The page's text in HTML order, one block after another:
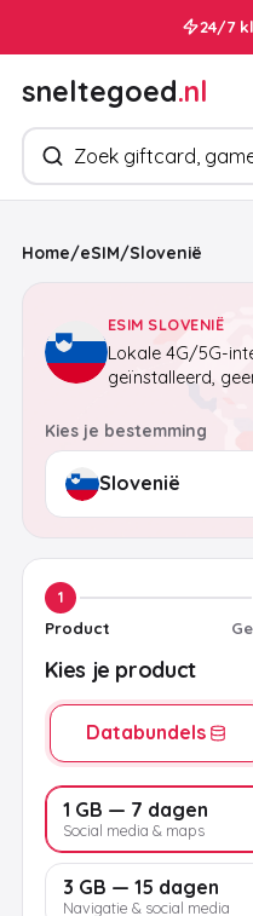
24/7
sneltegoed.nl
Zoek producten
Home/eSIM/Slovenië
ESIM SLOVENIË
Lokale 4G/5G-
geïnstalleerd,
Kies je bestemming
1
Product
Kies je product
Databundels
1 GB — 7 dagen
Social media & maps
3 GB — 15 dagen
Navigatie & social media